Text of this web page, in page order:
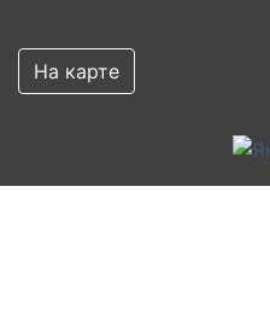
На карте